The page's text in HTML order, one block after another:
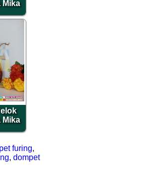
Mika
Mika
furing,
, dompet